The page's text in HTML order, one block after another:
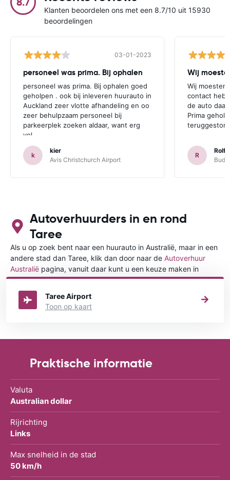
Klanten beoordelen ons met een 8.7/10 uit 15930
beoordelingen
03-01-2023
personeel was prima. Bij ophalen
personeel was prima. Bij ophalen goed
geholpen . ook bij inleveren huurauto in
Auckland zeer vlotte afhandeling en oo
zeer behulpzaam personeel bij
parkeerplek zoeken aldaar, want erg
vol.
k
kier
Avis Christchurch Airport
Wij
Wij moesten
contact
de auto
Prima
R
Rolf
Autoverhuurders in en rond
Taree
Als u op zoek bent naar een huurauto in Australië, maar in een
andere stad dan Taree, klik dan door naar de Autoverhuur
Australië pagina, vanuit daar kunt u een keuze maken in
welke stad in Australië u een auto huren wilt.
Taree Airport
Toon op kaart
Praktische informatie
Valuta
Australian dollar
Rijrichting
Links
Max snelheid in de stad
50 km/h